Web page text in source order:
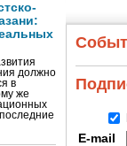
должно
в
же
E-mail